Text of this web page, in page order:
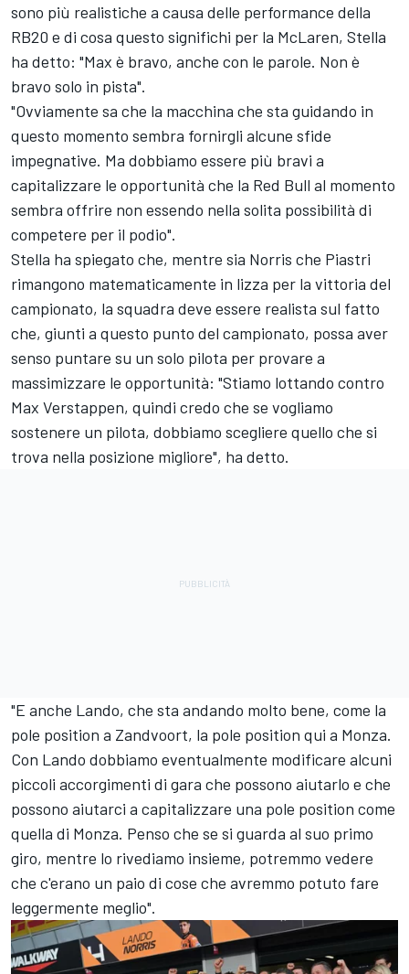
sono più realistiche a causa delle performance della
RB20 e di cosa questo significhi per la McLaren, Stella
ha detto: "Max è bravo, anche con le parole. Non è
bravo solo in pista".
"Ovviamente sa che la macchina che sta guidando in
questo momento sembra fornirgli alcune sfide
impegnative. Ma dobbiamo essere più bravi a
capitalizzare le opportunità che la Red Bull al momento
sembra offrire non essendo nella solita possibilità di
competere per il podio".
Stella ha spiegato che, mentre sia Norris che Piastri
rimangono matematicamente in lizza per la vittoria del
campionato, la squadra deve essere realista sul fatto
che, giunti a questo punto del campionato, possa aver
senso puntare su un solo pilota per provare a
massimizzare le opportunità: "Stiamo lottando contro
Max Verstappen, quindi credo che se vogliamo
sostenere un pilota, dobbiamo scegliere quello che si
trova nella posizione migliore", ha detto.
"E anche Lando, che sta andando molto bene, come la
pole position a Zandvoort, la pole position qui a Monza.
Con Lando dobbiamo eventualmente modificare alcuni
piccoli accorgimenti di gara che possono aiutarlo e che
possono aiutarci a capitalizzare una pole position come
quella di Monza. Penso che se si guarda al suo primo
giro, mentre lo rivediamo insieme, potremmo vedere
che c'erano un paio di cose che avremmo potuto fare
leggermente meglio".